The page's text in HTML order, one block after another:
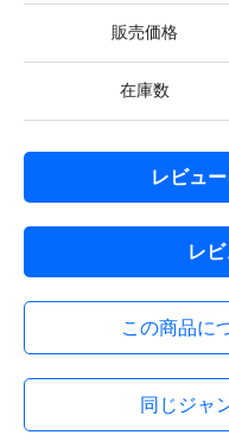
販売価格
在庫数
レビュ
レ
この商品に
同じジャ